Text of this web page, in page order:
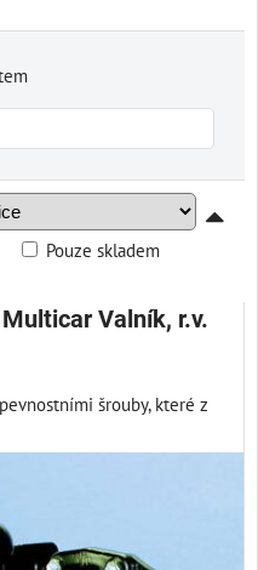
Pouze skladem
Valník, r.v.
šrouby, které z